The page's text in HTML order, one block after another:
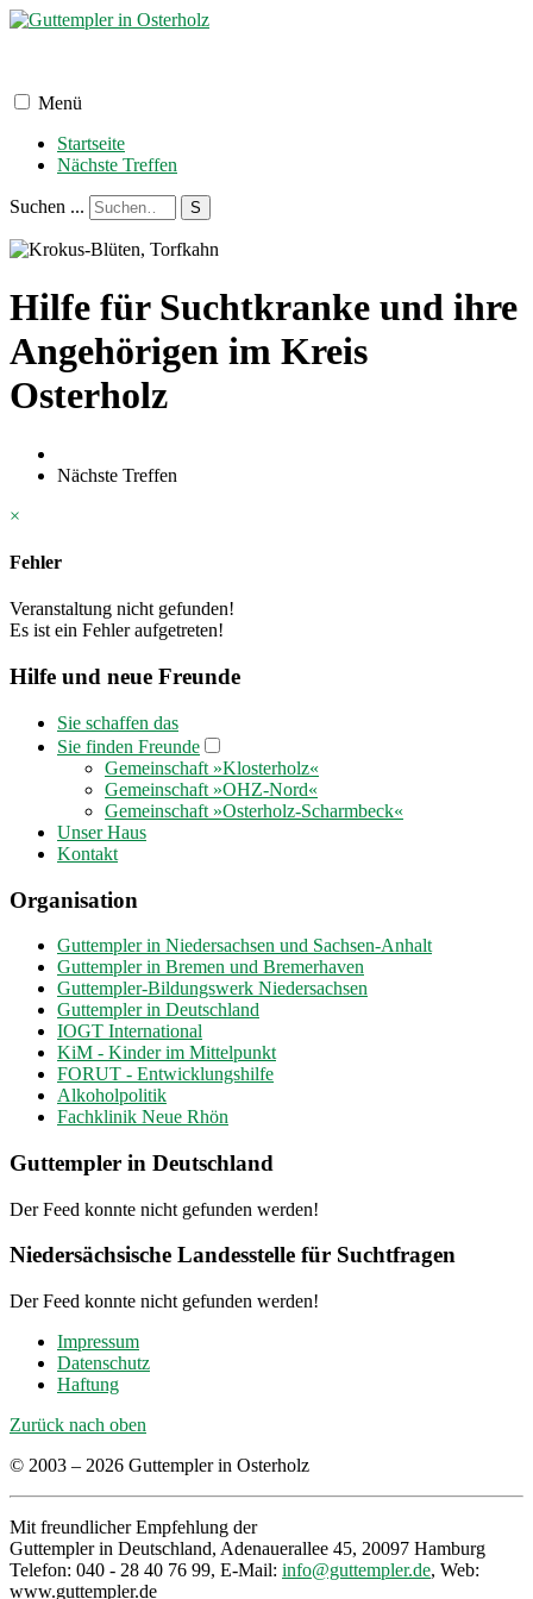
Menü
Startseite
Nächste Treffen
Suchen ... S
Hilfe für Suchtkranke und ihre
Angehörigen im Kreis
Osterholz
Nächste Treffen
×
Fehler
Veranstaltung nicht gefunden!
Es ist ein Fehler aufgetreten!
Hilfe und neue Freunde
Sie schaffen das
Sie finden Freunde
Gemeinschaft »Klosterholz«
Gemeinschaft »OHZ-Nord«
Gemeinschaft »Osterholz-Scharmbeck«
Unser Haus
Kontakt
Organisation
Guttempler in Niedersachsen und Sachsen-Anhalt
Guttempler in Bremen und Bremerhaven
Guttempler-Bildungswerk Niedersachsen
Guttempler in Deutschland
IOGT International
KiM - Kinder im Mittelpunkt
FORUT - Entwicklungshilfe
Alkoholpolitik
Fachklinik Neue Rhön
Guttempler in Deutschland
Der Feed konnte nicht gefunden werden!
Niedersächsische Landesstelle für Suchtfragen
Der Feed konnte nicht gefunden werden!
Impressum
Datenschutz
Haftung
Zurück nach oben
© 2003 – 2026 Guttempler in Osterholz
Mit freundlicher Empfehlung der
Guttempler in Deutschland, Adenauerallee 45, 20097 Hamburg
Telefon: 040 - 28 40 76 99, E-Mail: info@guttempler.de, Web:
www.guttempler.de